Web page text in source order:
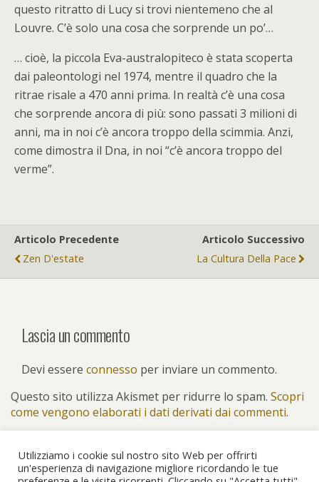
questo ritratto di Lucy si trovi nientemeno che al
Louvre. C’è solo una cosa che sorprende un po’…
… cioè, la piccola Eva-australopiteco è stata scoperta
dai paleontologi nel 1974, mentre il quadro che la
ritrae risale a 470 anni prima. In realtà c’è una cosa
che sorprende ancora di più: sono passati 3 milioni di
anni, ma in noi c’è ancora troppo della scimmia. Anzi,
come dimostra il Dna, in noi “c’è ancora troppo del
verme”.
Articolo Precedente
Zen D'estate
Articolo Successivo
La Cultura Della Pace
Lascia un commento
Devi essere connesso per inviare un commento.
Questo sito utilizza Akismet per ridurre lo spam. Scopri
come vengono elaborati i dati derivati dai commenti.
Utilizziamo i cookie sul nostro sito Web per offrirti
un'esperienza di navigazione migliore ricordando le tue